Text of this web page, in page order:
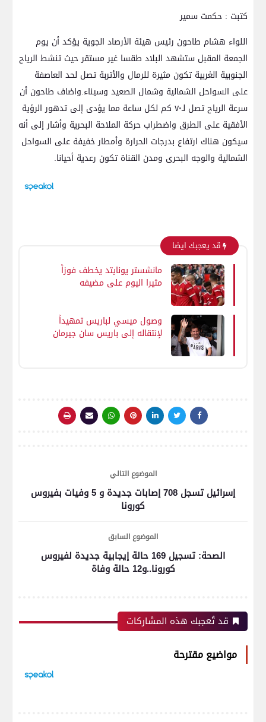
كتبت : حكمت سمير
اللواء هشام طاحون رئيس هيئة الأرصاد الجوية يؤكد أن يوم
الجمعة المقبل ستشهد البلاد طقسا غير مستقر حيث تنشط الرياح
الجنوبية الغربية تكون مثيرة للرمال والأتربة تصل لحد العاصفة
على السواحل الشمالية وشمال الصعيد وسيناء.واضاف طاحون أن
سرعة الرياح تصل لـ٧٠ كم لكل ساعة مما يؤدى إلى تدهور الرؤية
الأفقية على الطرق واضطراب حركة الملاحة البحرية وأشار إلى أنه
سيكون هناك ارتفاع بدرجات الحرارة وأمطار خفيفة على السواحل
الشمالية والوجه البحرى ومدن القناة تكون رعدية أحيانا.
قد يعجبك ايضا
مانشستر يونايتد يخطف فوزاً
مثيرا اليوم علي مضيفه
وصول ميسي لباريس تمهيداً
لإنتقاله إلى باريس سان جيرمان
الموضوع التالي
إسرائيل تسجل 708 إصابات جديدة و 5 وفيات بفيروس
كورونا
الموضوع السابق
الصحة: تسجيل 169 حالة إيجابية جديدة لفيروس
كورونا..و12 حالة وفاة
قد تُعجبك هذه المشاركات
مواضيع مقترحة